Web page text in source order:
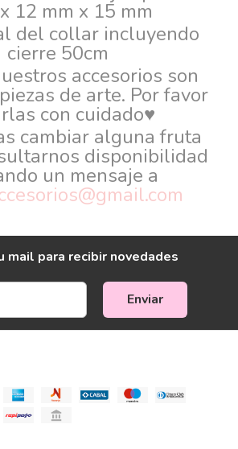
12 mm x 15 mm
del collar incluyendo
cierre 50cm
accesorios son
de arte. Por favor
con cuidado♥
cambiar alguna fruta
disponibilidad
un mensaje a
mail para recibir novedades
Enviar